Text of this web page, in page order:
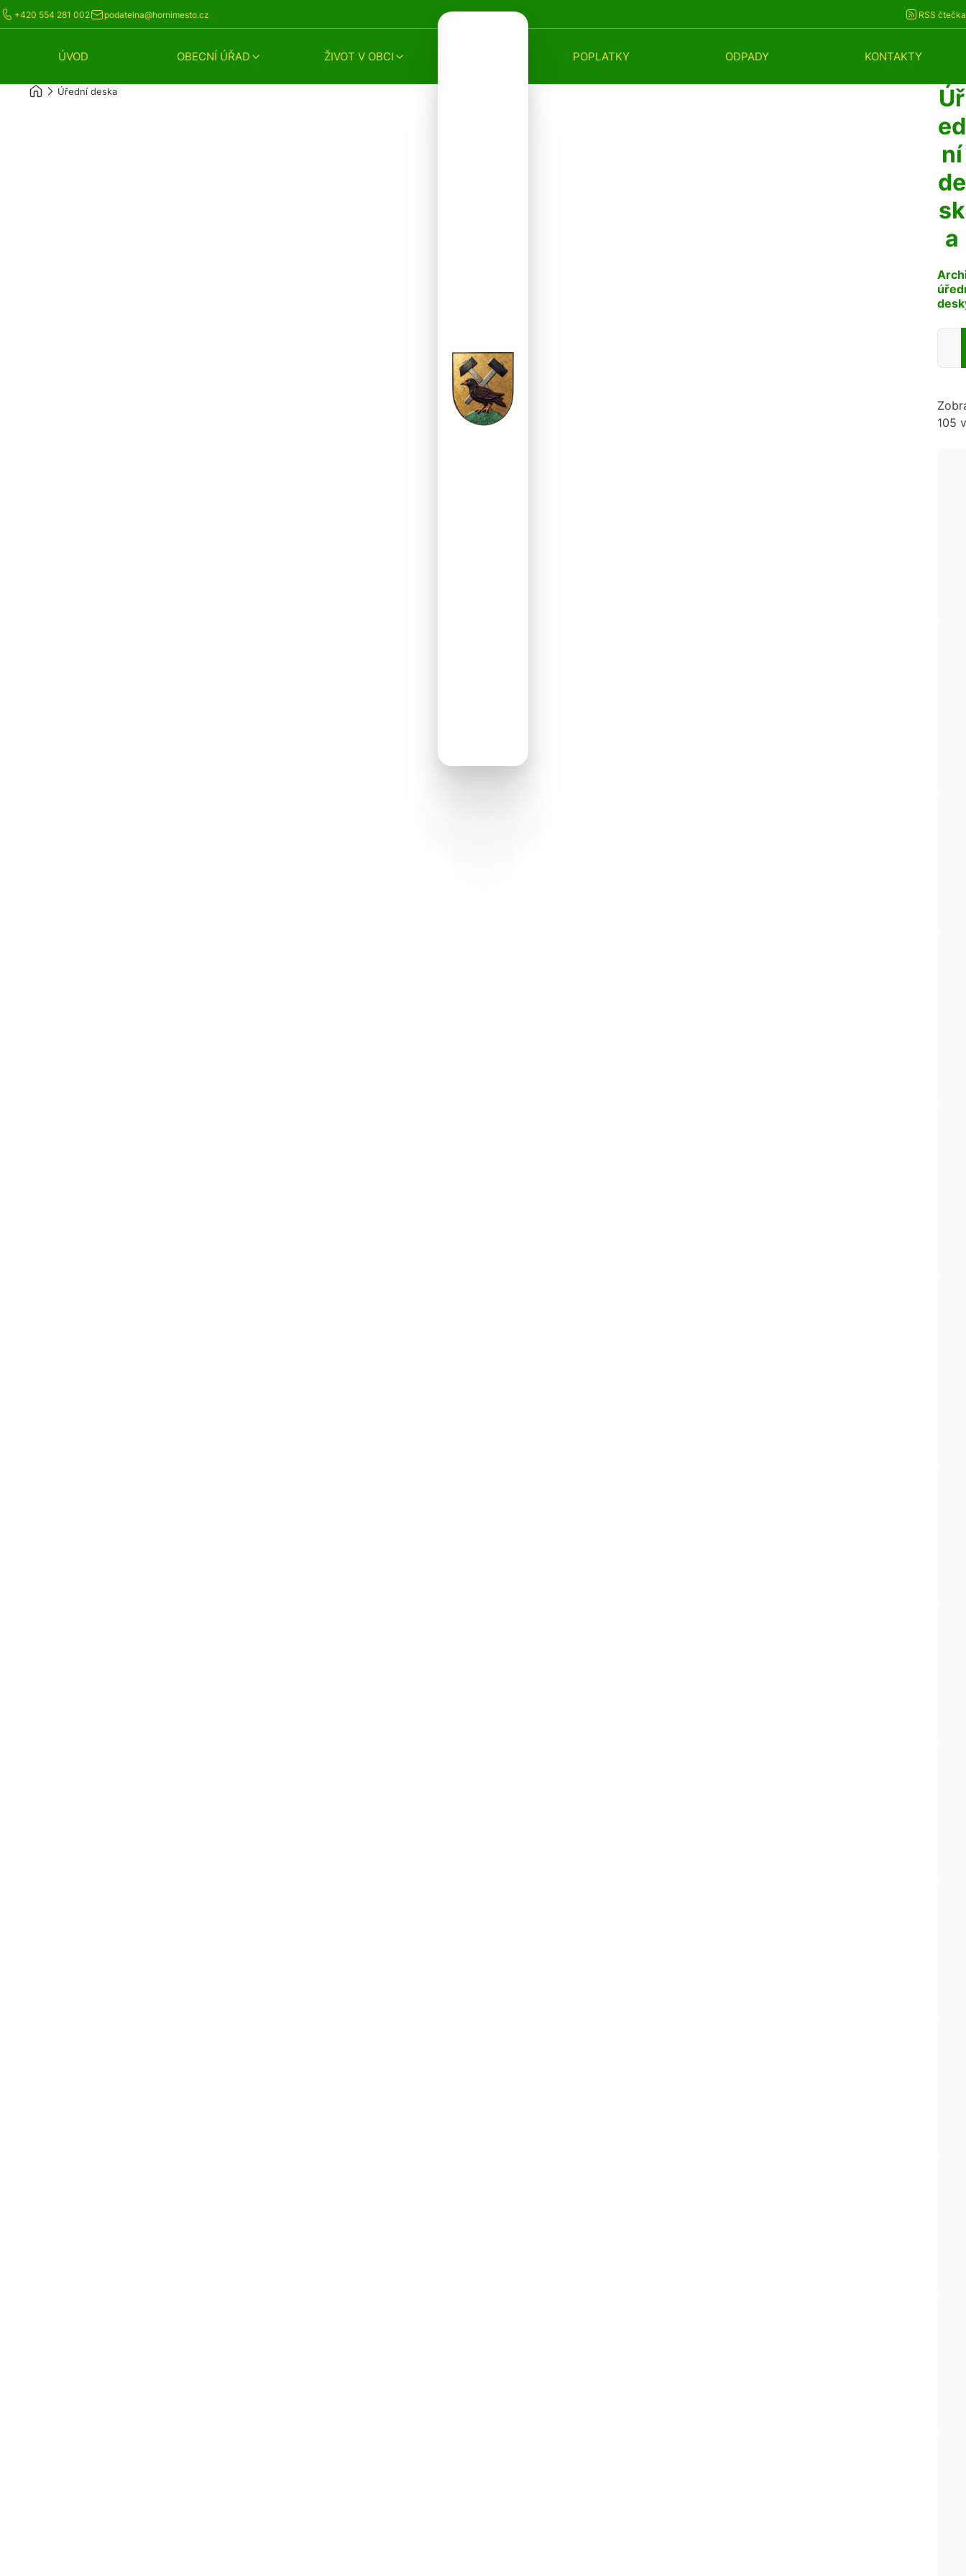
+420 554 281 002 podatelna@hornimesto.cz RSS čtečka
ÚVOD OBECNÍ ÚŘAD ŽIVOT V OBCI POPLATKY ODPADY KONTAKTY
Úřední deska
Úř
ed
ní
de
sk
a
105